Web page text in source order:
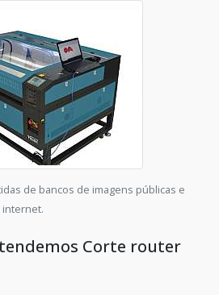
de bancos de imagens públicas e
Corte router